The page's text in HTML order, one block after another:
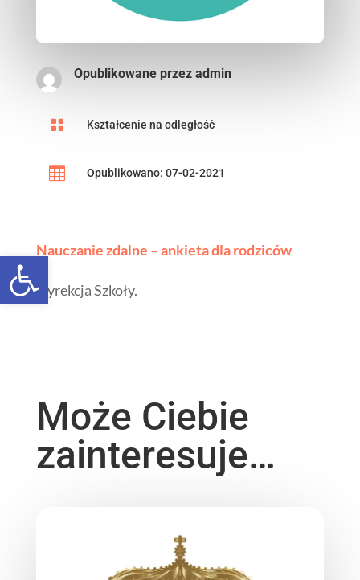
Open toolbar
Opublikowane przez admin
 Kształcenie na odległość
 Opublikowano: 07-02-2021
Nauczanie zdalne – ankieta dla rodziców
Dyrekcja Szkoły.
Może Ciebie
zainteresuje…